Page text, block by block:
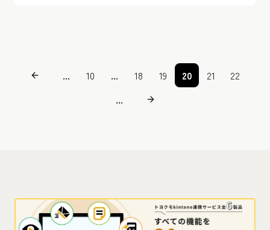
... 10 ... 18 19 20 21
22
...